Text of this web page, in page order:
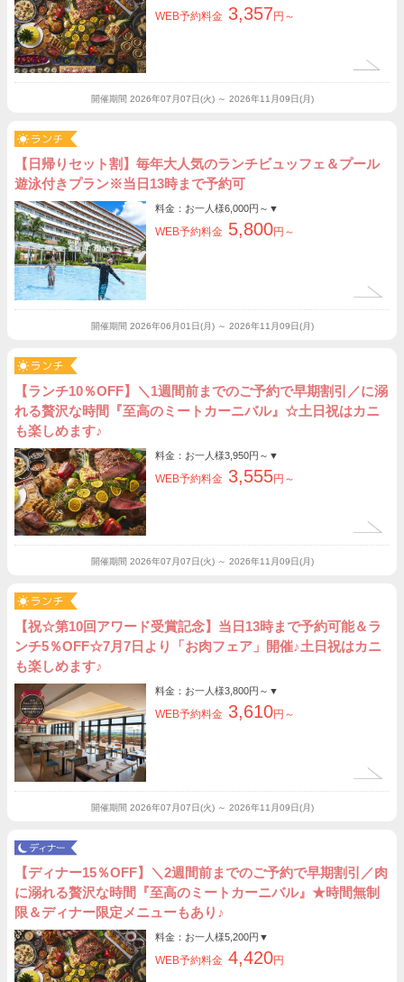
WEB予約料金 3,357円～
開催期間 2026年07月07日(火) ～ 2026年11月09日(月)
【日帰りセット割】毎年大人気のランチビュッフェ＆プール
遊泳付きプラン※当日13時まで予約可
料金：お一人様6,000円～ ▼
WEB予約料金 5,800円～
開催期間 2026年06月01日(月) ～ 2026年11月09日(月)
【ランチ10％OFF】＼1週間前までのご予約で早期割引／に溺
れる贅沢な時間『至高のミートカーニバル』☆土日祝はカニ
も楽しめます♪
料金：お一人様3,950円～ ▼
WEB予約料金 3,555円～
開催期間 2026年07月07日(火) ～ 2026年11月09日(月)
【祝☆第10回アワード受賞記念】当日13時まで予約可能＆ラ
ンチ5％OFF☆7月7日より「お肉フェア」開催♪土日祝はカニ
も楽しめます♪
料金：お一人様3,800円～ ▼
WEB予約料金 3,610円～
開催期間 2026年07月07日(火) ～ 2026年11月09日(月)
【ディナー15％OFF】＼2週間前までのご予約で早期割引／肉
に溺れる贅沢な時間『至高のミートカーニバル』★時間無制
限＆ディナー限定メニューもあり♪
料金：お一人様5,200円 ▼
WEB予約料金 4,420円